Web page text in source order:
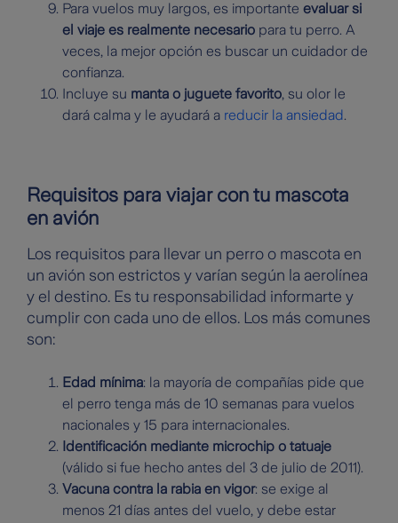
Para vuelos muy largos, es importante evaluar si
el viaje es realmente necesario para tu perro. A
veces, la mejor opción es buscar un cuidador de
confianza.
Incluye su manta o juguete favorito, su olor le
dará calma y le ayudará a reducir la ansiedad.
Requisitos para viajar con tu mascota
en avión
Los requisitos para llevar un perro o mascota en
un avión son estrictos y varían según la aerolínea
y el destino. Es tu responsabilidad informarte y
cumplir con cada uno de ellos. Los más comunes
son:
Edad mínima: la mayoría de compañías pide que
el perro tenga más de 10 semanas para vuelos
nacionales y 15 para internacionales.
Identificación mediante microchip o tatuaje
(válido si fue hecho antes del 3 de julio de 2011).
Vacuna contra la rabia en vigor: se exige al
menos 21 días antes del vuelo, y debe estar